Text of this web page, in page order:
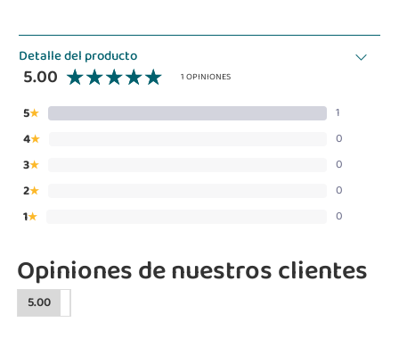
Detalle del producto
5.00 1 OPINIONES
5★ 1
4★ 0
3★ 0
2★ 0
1★ 0
Opiniones de nuestros clientes
5.00